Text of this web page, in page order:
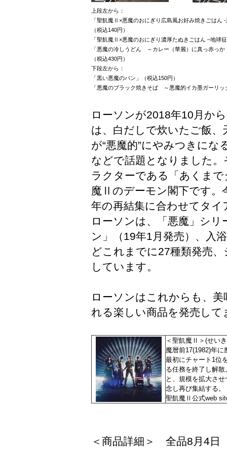
上段左から：
「聖飢魔Ⅱ×悪魔のおにぎり広島風お好み焼きごはん
（税込140円）
「聖飢魔Ⅱ×悪魔のおにぎり濃厚たぬきごはん –地球
「悪魔の冷しうどん ～カレー（華麗）に真っ赤っ
（税込430円）
下段左から：
「黒い悪魔のパン」（税込150円）
「悪魔のブラック焼きそば ～悪魔的イカ墨ガーリッ
ローソンが2018年10月か
は、白だしで炊いたご飯
が“悪魔的”にやみつきに
などで話題となりました
ラクターである「あくま
魔Ⅱのデーモン閣下です。
年の再結集に合わせてタ
ローソンは、「悪魔」シ
ン」（19年1月発売）、入
どこれまでに27種類発売
しています。
ローソンはこれからも、
れる楽しい商品を発売して
＜聖飢魔Ⅱ＞(せい
魔暦前17(1982)年
最初にチャート1位
る任務を終了し解
と、規模を拡大さ
念し再び集結する。
聖飢魔Ⅱ公式web
＜商品詳細＞ 全品8月4日